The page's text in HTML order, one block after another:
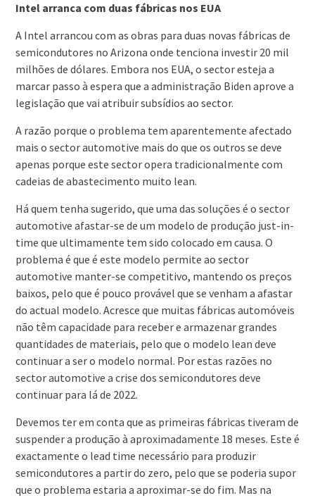
Intel arranca com duas fábricas nos EUA
A Intel arrancou com as obras para duas novas fábricas de
semicondutores no Arizona onde tenciona investir 20 mil
milhões de dólares. Embora nos EUA, o sector esteja a
marcar passo à espera que a administração Biden aprove a
legislação que vai atribuir subsídios ao sector.
A razão porque o problema tem aparentemente afectado
mais o sector automotive mais do que os outros se deve
apenas porque este sector opera tradicionalmente com
cadeias de abastecimento muito lean.
Há quem tenha sugerido, que uma das soluções é o sector
automotive afastar-se de um modelo de produção just-in-
time que ultimamente tem sido colocado em causa. O
problema é que é este modelo permite ao sector
automotive manter-se competitivo, mantendo os preços
baixos, pelo que é pouco provável que se venham a afastar
do actual modelo. Acresce que muitas fábricas automóveis
não têm capacidade para receber e armazenar grandes
quantidades de materiais, pelo que o modelo lean deve
continuar a ser o modelo normal. Por estas razões no
sector automotive a crise dos semicondutores deve
continuar para lá de 2022.
Devemos ter em conta que as primeiras fábricas tiveram de
suspender a produção à aproximadamente 18 meses. Este é
exactamente o lead time necessário para produzir
semicondutores a partir do zero, pelo que se poderia supor
que o problema estaria a aproximar-se do fim. Mas na